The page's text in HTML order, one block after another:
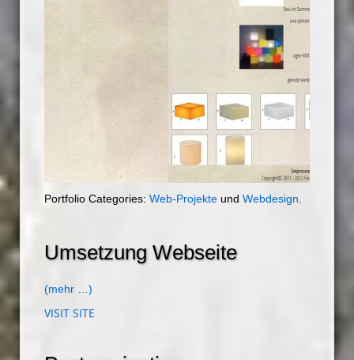
Portfolio Categories: Web-Projekte und Webdesign
Umsetzung Webseite
(mehr …)
VISIT SITE